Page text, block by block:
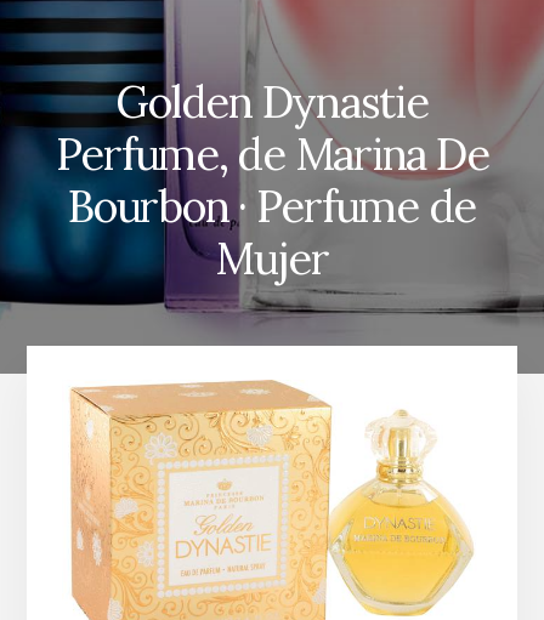
Golden Dynastie
Perfume, de Marina De
Bourbon · Perfume de
Mujer